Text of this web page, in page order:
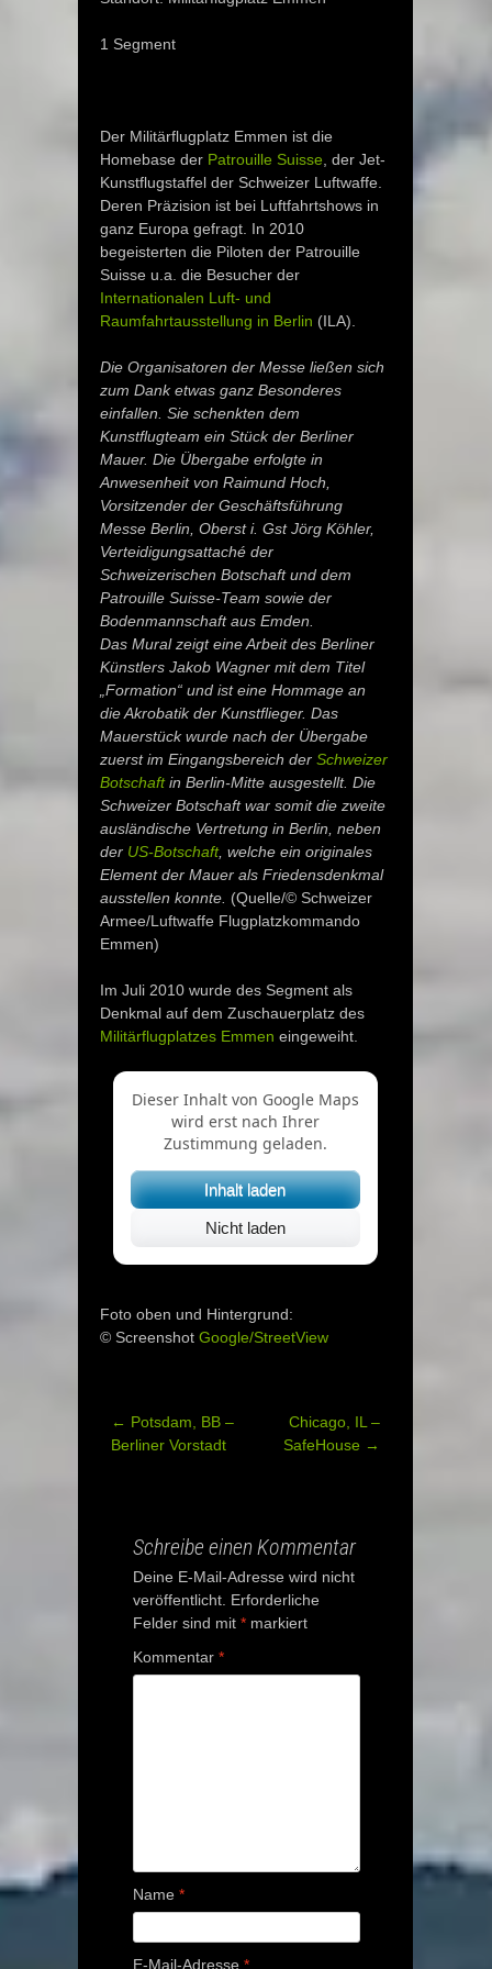
1 Segment
Der Militärflugplatz Emmen ist die
Homebase der Patrouille Suisse , der Jet-
Kunstflugstaffel der Schweizer Luftwaffe.
Deren Präzision ist bei Luftfahrtshows in
ganz Europa gefragt. In 2010
begeisterten die Piloten der Patrouille
Suisse u.a. die Besucher der
Internationalen Luft- und
Raumfahrtausstellung in Berlin (ILA).
Die Organisatoren der Messe ließen sich
zum Dank etwas ganz Besonderes
einfallen. Sie schenkten dem
Kunstflugteam ein Stück der Berliner
Mauer. Die Übergabe erfolgte in
Anwesenheit von Raimund Hoch,
Vorsitzender der Geschäftsführung
Messe Berlin, Oberst i. Gst Jörg Köhler,
Verteidigungsattaché der
Schweizerischen Botschaft und dem
Patrouille Suisse-Team sowie der
Bodenmannschaft aus Emden.
Das Mural zeigt eine Arbeit des Berliner
Künstlers Jakob Wagner mit dem Titel
„Formation“ und ist eine Hommage an
die Akrobatik der Kunstflieger. Das
Mauerstück wurde nach der Übergabe
zuerst im Eingangsbereich der Schweizer
Botschaftin Berlin-Mitte ausgestellt. Die
Schweizer Botschaft war somit die zweite
ausländische Vertretung in Berlin, neben
der US-Botschaft, welche ein originales
Element der Mauer als Friedensdenkmal
ausstellen konnte. (Quelle/© Schweizer
Armee/Luftwaffe Flugplatzkommando
Emmen)
Im Juli 2010 wurde des Segment als
Denkmal auf dem Zuschauerplatz des
Militärflugplatzes Emmen eingeweiht.
Dieser Inhalt von Google Maps
wird erst nach Ihrer
Zustimmung geladen.
Inhalt laden
Nicht laden
Foto oben und Hintergrund:
© Screenshot Google/StreetView
Post
← Potsdam, BB –
Berliner Vorstadt
Chicago, IL –
SafeHouse →
Schreibe einen Kommentar
Deine E-Mail-Adresse wird nicht
veröffentlicht. Erforderliche
Felder sind mit * markiert
Kommentar *
Name *
E-Mail-Adresse *